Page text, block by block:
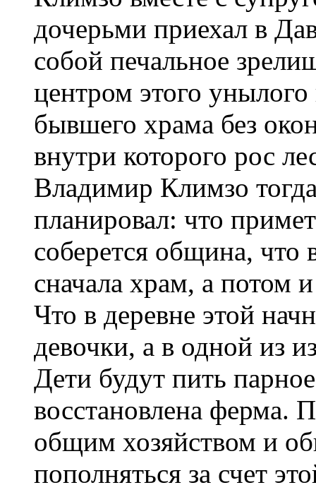
дочерьми приехал в
собой печальное
центром этого
бывшего храма без
внутри которого рос
Владимир Климзо
планировал: что
соберется община, что
сначала храм, а потом
Что в деревне этой
девочки, а в одной из
Дети будут пить
восстановлена ферма.
общим хозяйством и
пополняться за счет